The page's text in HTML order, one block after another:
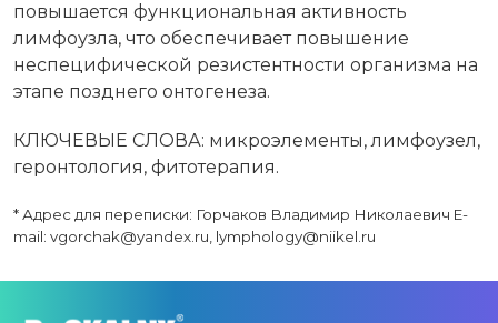
повышается функциональная активность
лимфоузла, что обеспечивает повышение
неспецифической резистентности организма на
этапе позднего онтогенеза.
КЛЮЧЕВЫЕ СЛОВА: микроэлементы, лимфоузел,
геронтология, фитотерапия.
* Адрес для переписки: Горчаков Владимир Николаевич E-
mail: vgorchak@yandex.ru, lymphology@niikel.ru